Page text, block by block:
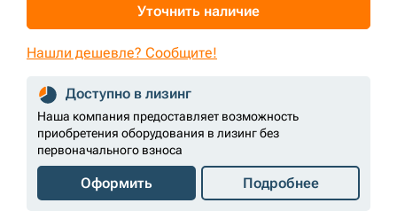
Уточнить наличие
Нашли дешевле? Сообщите!
Доступно в лизинг
Наша компания предоставляет возможность
приобретения оборудования в лизинг без
первоначального взноса
Оформить Подробнее